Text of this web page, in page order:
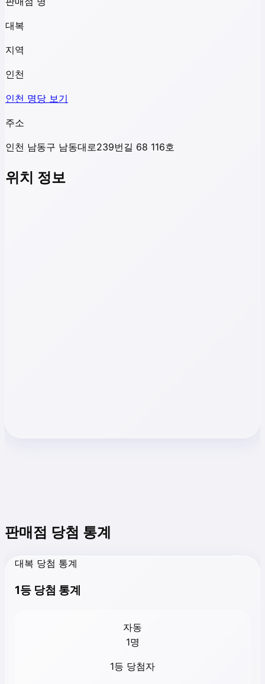
대복
지역
인천
인천 명당 보기
주소
인천 남동구 남동대로239번길 68 116호
위치 정보
판매점 당첨 통계
대복 당첨 통계
1등 당첨 통계
자동
1명
1등 당첨자